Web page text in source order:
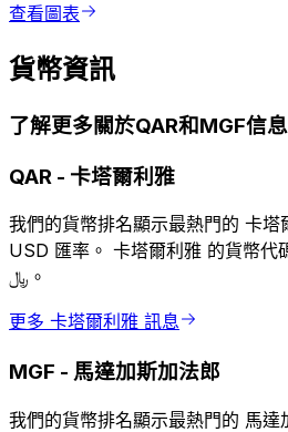
查看圖表
貨幣資訊
了解更多關於QAR和MGF信息
QAR - 卡塔爾利雅
我們的貨幣排名顯示最熱門的 卡
USD 匯率。 卡塔爾利雅 的貨幣代
﷼。
更多 卡塔爾利雅 訊息
MGF - 馬達加斯加法郎
我們的貨幣排名顯示最熱門的 馬